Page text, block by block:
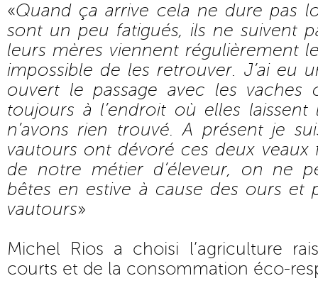
«Quand ça arrive cela ne dure pas
sont un peu fatigués, ils ne suivent
leurs mères viennent régulièrement
impossible de les retrouver. J’ai eu
ouvert le passage avec les vaches
toujours à l’endroit où elles
n’avons rien trouvé. A présent je
vautours ont dévoré ces deux veaux
de notre métier d’éleveur, on ne
bêtes en estive à cause des ours et
vautours»
Michel Rios a choisi l’agriculture
courts et de la consommation éco-